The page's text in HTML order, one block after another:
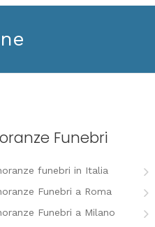
Funebri
funebri in Italia
Funebri a Roma
Funebri a Milano